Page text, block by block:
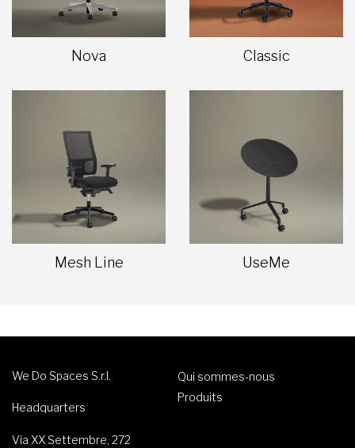
Nova Classic
Mesh Line UseMe
We Do Spaces S.r.l.
Headquarters
Via XX Settembre, 272
Qui sommes-nous
Produits